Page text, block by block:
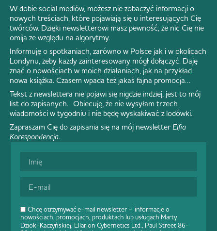
Chcę otrzymywać e-mail newsletter – informacje o
nowościach, promocjach, produktach lub usługach Marty
Dziok-Kaczyńskiej, Ellarion Cybernetics Ltd., Paul Street 86-
W dobie social mediów, możesz nie zobaczyć informacji o
nowych treściach, które pojawiają się u interesujących Cię
twórców. Dzięki newsletterowi masz pewność, że nic Cię nie
omija ze względu na algorytmy.
Informuję o spotkaniach, zarówno w Polsce jak i w okolicach
Londynu, żeby każdy zainteresowany mógł dołączyć. Daję
znać o nowościach w moich działaniach, jak na przykład
nowa książka. Czasem wpada też jakaś fajna promocja…
Tekst z newslettera nie pojawi się nigdzie indziej, jest to mój
list do zapisanych. Obiecuję, że nie wysyłam trzech
wiadomości w tygodniu i nie będę wyskakiwać z lodówki.
Zapraszam Cię do zapisania się na mój newsletter Elfia
Korespondencja.